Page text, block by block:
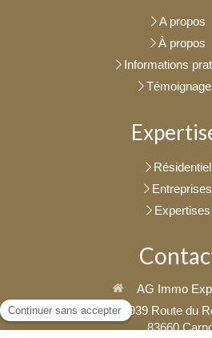
A propos
À propos
Informations
Résidentiel
Entreprises
Expertises
AG Immo
1939 Route du
83660